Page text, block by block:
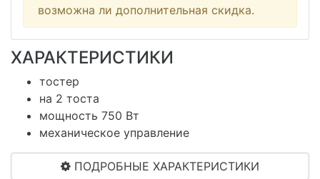
возможна ли дополнительная скидка.
ХАРАКТЕРИСТИКИ
тостер
на 2 тоста
мощность 750 Вт
механическое управление
ПОДРОБНЫЕ ХАРАКТЕРИСТИКИ